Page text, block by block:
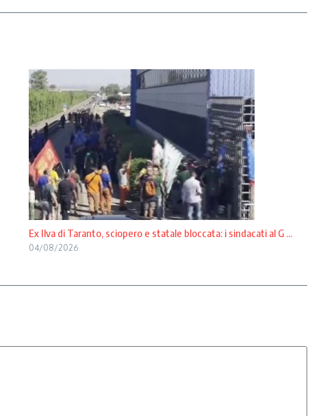
Ex Ilva di Taranto, sciopero e statale bloccata: i sindacati al G ...
04/08/2026